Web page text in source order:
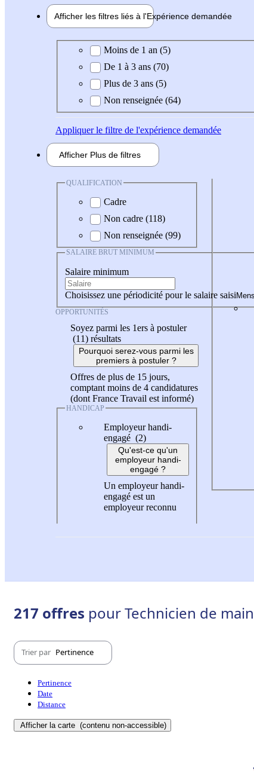
Afficher les filtres liés à l'Expérience demandée
Expérience demandée
Moins de 1 an (5)
De 1 à 3 ans (70)
Plus de 3 ans (5)
Non renseignée (64)
Appliquerle filtre de l'expérience demandée
Afficher Plus de filtres
QUALIFICATION
Cadre
Non cadre (118)
Non renseignée (99)
SALAIRE BRUT MINIMUM
Salaire minimum
Choisissez une périodicité pour le salaire saisi
OPPORTUNITÉS
Soyez parmi les 1ers à postuler
(11) résultats
Pourquoi serez-vous parmi les
premiers à postuler ?
Offres de plus de 15 jours,
comptant moins de 4 candidatures
(dont France Travail est informé)
HANDICAP
Employeur handi-
engagé (2)
Qu'est-ce qu'un
employeur handi-
engagé ?
Un employeur handi-
engagé est un
employeur reconnu
217 offres pour Technicien de
Trier par Pertinence
Pertinence
Date
Distance
Afficher la carte (contenu non-accessible)